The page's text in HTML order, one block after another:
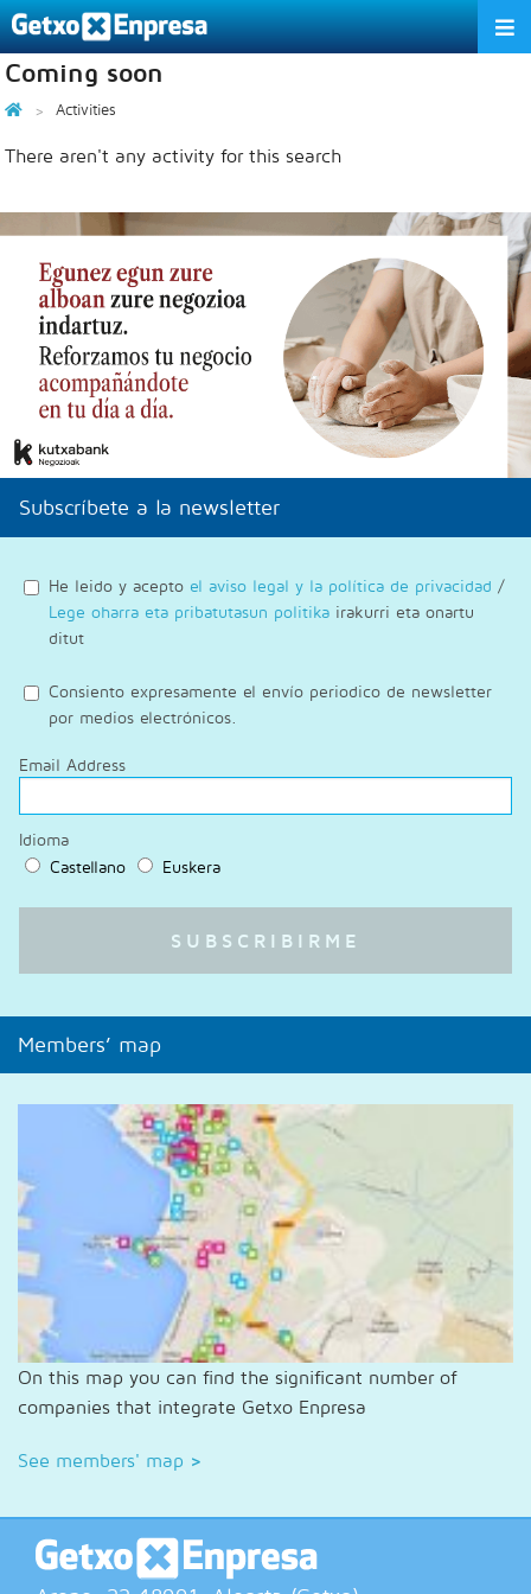
THE ASSOCIATION
ASSOCIATE COMPANIES
APPRECIATION TO THE PARTNER
EN
Coming soon
Activities
There aren't any activity for this search
Subscríbete a la newsletter
He leido y acepto el aviso legal y la política de privacidad /
Lege oharra eta pribatutasun politika irakurri eta onartu
ditut
Consiento expresamente el envío periodico de newsletter
por medios electrónicos.
Email Address
Idioma
Castellano
Euskera
Members’ map
On this map you can find the significant number of
companies that integrate Getxo Enpresa
See members' map >